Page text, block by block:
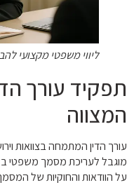
ליווי משפטי מקצועי
תפקיד עורך
המצווה
עורך הדין המתמחה בצוואות
מוגבל לעריכת מסמך משפטי
על הוודאות והחוקיות של